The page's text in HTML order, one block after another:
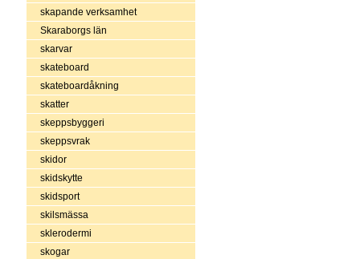
skapande verksamhet
Skaraborgs län
skarvar
skateboard
skateboardåkning
skatter
skeppsbyggeri
skeppsvrak
skidor
skidskytte
skidsport
skilsmässa
sklerodermi
skogar